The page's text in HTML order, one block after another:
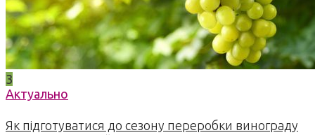
3
Актуально
Як підготуватися до сезону переробки винограду